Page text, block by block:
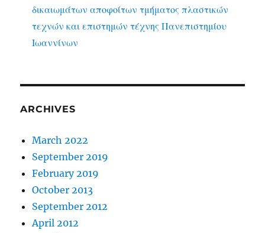
δικαιωμάτων αποφοίτων τμήματος πλαστικών
τεχνών και επιστημών τέχνης Πανεπιστημίου
Ιωαννίνων
ARCHIVES
March 2022
September 2019
February 2019
October 2013
September 2012
April 2012